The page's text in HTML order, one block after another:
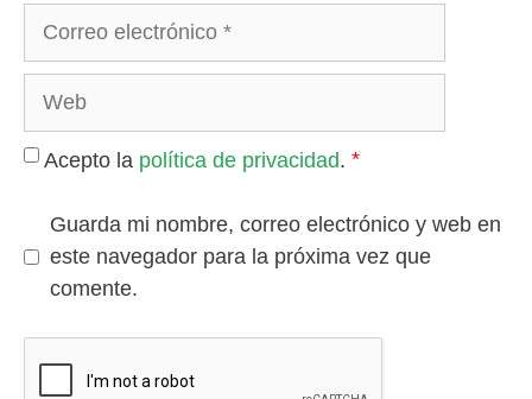
Acepto la política de privacidad. *
Guarda mi nombre, correo electrónico y web en
este navegador para la próxima vez que
comente.